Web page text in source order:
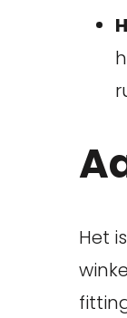
Het